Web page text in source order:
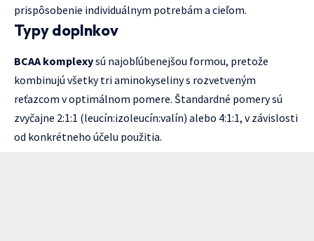
prispôsobenie individuálnym potrebám a cieľom.
Typy doplnkov
BCAA komplexysú najobľúbenejšou formou, pretože
kombinujú všetky tri aminokyseliny s rozvetveným
reťazcom v optimálnom pomere. Štandardné pomery sú
zvyčajne 2:1:1 (leucín:izoleucín:valín) alebo 4:1:1, v závislosti
od konkrétneho účelu použitia.